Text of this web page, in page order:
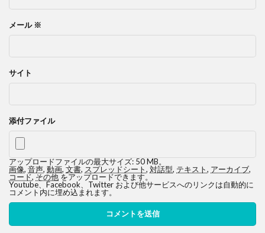
メール ※
サイト
添付ファイル
アップロードファイルの最大サイズ: 50 MB。
画像, 音声, 動画, 文書, スプレッドシート, 対話型, テキスト, アーカイブ,
コード,その他をアップロードできます。
Youtube、Facebook、Twitter および他サービスへのリンクは自動的に
コメント内に埋め込まれます。